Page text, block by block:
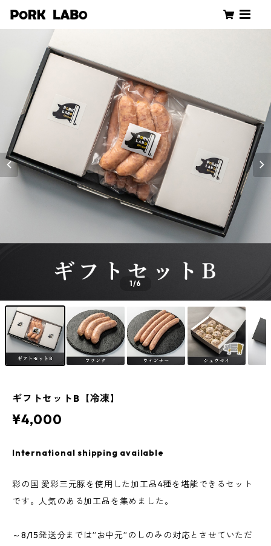
1/6
ギフトセットB【冷凍】
¥4,000
International shipping available
彩の国 愛彩三元豚を使用した加工品4種を堪能できるセット
です。人気のある加工品を集めました。
～8/15発送分までは”お中元”のしのみの対応とさせていただ